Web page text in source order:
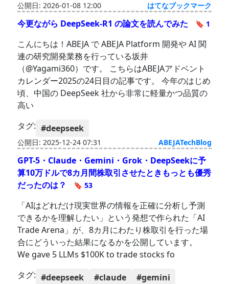
公開日: 2026-01-08 12:00 はてなブックマーク
今更ながら DeepSeek-R1 の論文を読んでみた 🔖 1
こんにちは！ABEJA で ABEJA Platform 開発や AI 関
連の研究開発業務を行っている坂井
（@Yagami360）です。 こちらはABEJAアドベント
カレンダー2025の24日目の記事です。 今年のはじめ
頃、中国の DeepSeek 社から非常に軽量かつ品質の
高い
タグ: #deepseek
公開日: 2025-12-24 07:31 ABEJATechBlog
GPT-5・Claude・Gemini・Grok・DeepSeekに予
算10万ドルで8カ月間株取引させたときもっとも優秀
だったのは？
🔖 53
「AIはどれだけ現実世界の情報を正確に分析し予測
できるかを理解したい」という発想で作られた「AI
Trade Arena」が、8カ月にわたり株取引を行った場
合にどういった結果になるかを公開しています。
We gave 5 LLMs $100K to trade stocks fo
タグ: #deepseek #claude #gemini